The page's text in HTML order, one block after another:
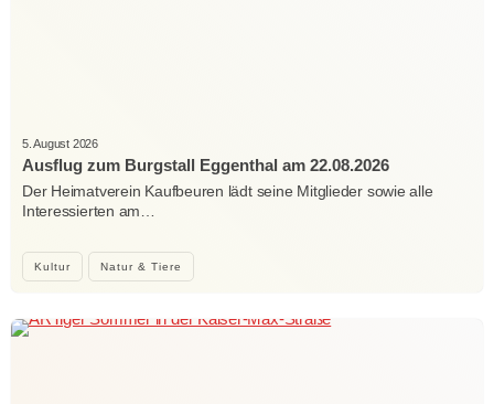
Kultur Natur & Tiere
5. August 2026
Ausflug zum Burgstall Eggenthal am 22.08.2026
Der Heimatverein Kaufbeuren lädt seine Mitglieder sowie alle
Interessierten am…